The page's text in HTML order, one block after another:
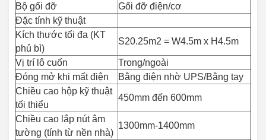
Bộ gối đỡ
Gối đỡ điện/cơ
Đặc tính kỹ thuật
Kích thước tối đa (KT
phủ bì)
S20.25m2 = W4.5m x H4.5m
Vị trí lô cuốn
Trong/ngoài
Đóng mở khi mất điện
Bằng điện nhờ UPS/Bằng tay
Chiều cao hộp kỹ thuật
tối thiểu
450mm đến 600mm
Chiều cao lắp nút âm
tường (tính từ nền nhà)
1300mm-1400mm